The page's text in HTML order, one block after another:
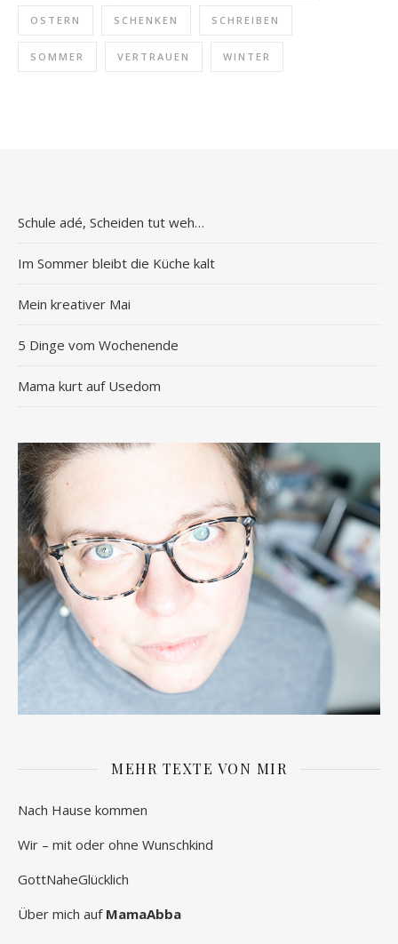
OSTERN SCHENKEN SCHREIBEN
SOMMER VERTRAUEN WINTER
Schule adé, Scheiden tut weh…
Im Sommer bleibt die Küche kalt
Mein kreativer Mai
5 Dinge vom Wochenende
Mama kurt auf Usedom
MEHR TEXTE VON MIR
Nach Hause kommen
Wir – mit oder ohne Wunschkind
GottNaheGlücklich
Über mich auf MamaAbba